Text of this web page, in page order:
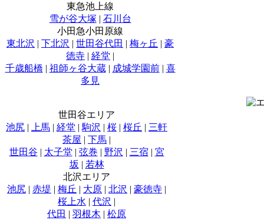
東急池上線
雪が谷大塚 | 石川台
小田急小田原線
東北沢 | 下北沢 | 世田谷代田 | 梅ヶ丘 | 豪
徳寺 | 経堂 |
千歳船橋 | 祖師ヶ谷大蔵| 成城学園前| 喜
多見
世田谷エリア
池尻 | 上馬 | 経堂 | 駒沢 | 桜 | 桜丘 | 三軒
茶屋 | 下馬 |
世田谷 | 太子堂 | 弦巻 | 野沢 | 三宿 | 宮
坂 | 若林
北沢エリア
池尻 | 赤堤 | 梅丘 | 大原 | 北沢 | 豪徳寺 |
桜上水 | 代沢 |
代田 | 羽根木 | 松原